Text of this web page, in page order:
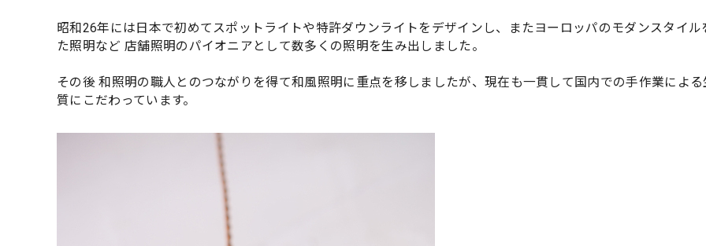
昭和26年には日本で初めてスポットライトや特許ダウンライトをデザインし、またヨーロッパのモダンスタイル
た照明など 店舗照明のパイオニアとして数多くの照明を生み出しました。
その後 和照明の職人とのつながりを得て和風照明に重点を移しましたが、現在も一貫して国内での手作業によ
質にこだわっています。